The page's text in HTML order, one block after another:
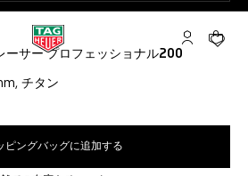
マイ タグ・
ショ
ーサー プロフェッショナル200
チタン
ピングバッグに追加する